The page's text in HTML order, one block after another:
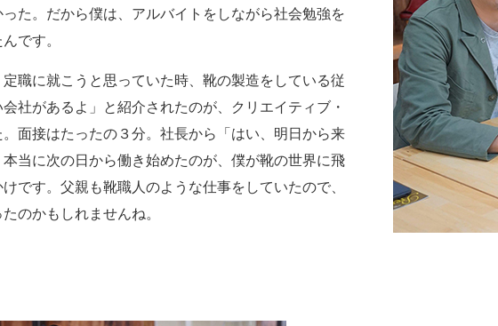
た。だから僕は、アルバイトをしながら社会勉強を
です。
定職に就こうと思っていた時、靴の製造をしている従
社があるよ」と紹介されたのが、クリエイティブ・
面接はたったの３分。社長から「はい、明日から来
当に次の日から働き始めたのが、僕が靴の世界に飛
です。父親も靴職人のような仕事をしていたので、
のかもしれませんね。